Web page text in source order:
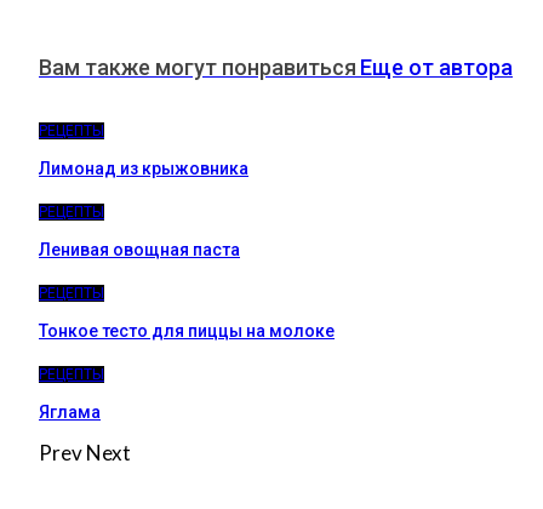
Вам также могут понравиться Еще от автора
РЕЦЕПТЫ
Лимонад из крыжовника
РЕЦЕПТЫ
Ленивая овощная паста
РЕЦЕПТЫ
Тонкое тесто для пиццы на молоке
РЕЦЕПТЫ
Яглама
PrevNext